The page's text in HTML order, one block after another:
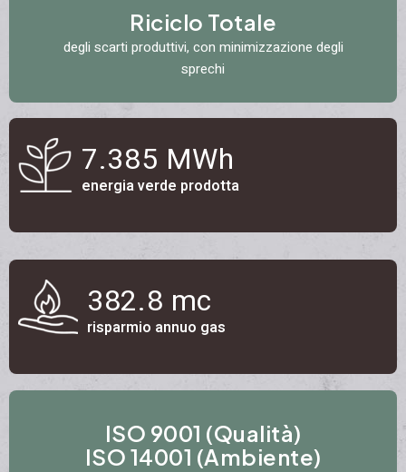
Riciclo Totale
degli scarti produttivi, con minimizzazione degli
sprechi
10.415MWh
energia verde prodotta
517.5 mc
risparmio annuo gas
ISO 9001 (Qualità)
ISO 14001 (Ambiente)